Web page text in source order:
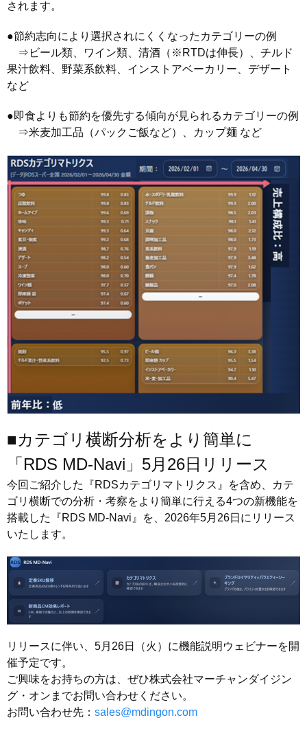
されます。
●節約志向により選択されにくくなったカテゴリーの例
⇒ビール類、ワイン類、清酒（※RTDは伸長）、チルド
果汁飲料、野菜系飲料、インストアベーカリー、デザート
など
●即食よりも節約を優先する傾向が見られるカテゴリーの例
⇒米麦加工品（パックご飯など）、カップ麺 など
■カテゴリ横断分析をより簡単に
「RDS MD-Navi」5月26日リリース
今回ご紹介した『RDSカテゴリマトリクス』を含め、カテ
ゴリ横断での分析・考察をより簡単に行える4つの新機能を
搭載した『RDS MD-Navi』を、2026年5月26日にリリース
いたします。
リリースに伴い、5月26日（火）に機能説明ウェビナーを開
催予定です。
ご興味をお持ちの方は、ぜひ株式会社マーチャンダイジン
グ・オンまでお問い合わせください。
お問い合わせ先： sales@mdingon.com